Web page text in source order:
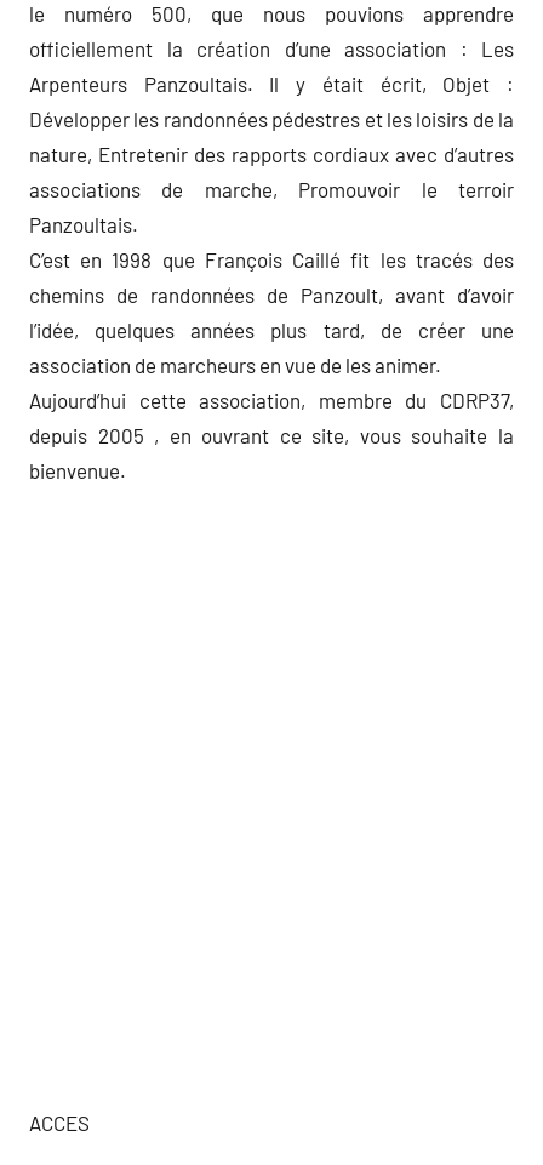
le numéro 500, que nous pouvions apprendre
officiellement la création d’une association : Les
Arpenteurs Panzoultais. Il y était écrit, Objet :
Développer les randonnées pédestres et les loisirs de la
nature, Entretenir des rapports cordiaux avec d’autres
associations de marche, Promouvoir le terroir
Panzoultais.
C’est en 1998 que François Caillé fit les tracés des
chemins de randonnées de Panzoult, avant d’avoir
l’idée, quelques années plus tard, de créer une
association de marcheurs en vue de les animer.
Aujourd’hui cette association, membre du CDRP37,
depuis 2005 , en ouvrant ce site, vous souhaite la
bienvenue.
ACCES